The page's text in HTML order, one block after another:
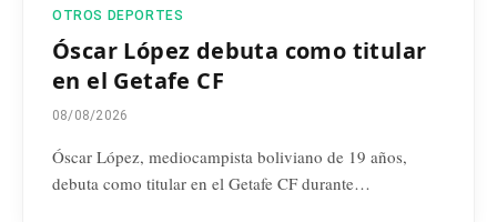
OTROS DEPORTES
Óscar López debuta como titular
en el Getafe CF
08/08/2026
Óscar López, mediocampista boliviano de 19 años,
debuta como titular en el Getafe CF durante…